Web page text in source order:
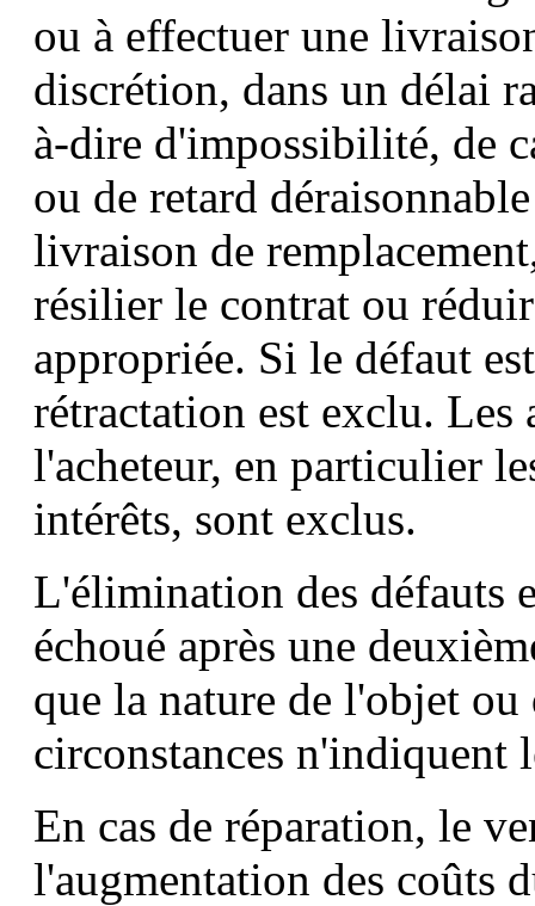
ou à effectuer une
discrétion, dans un délai
à-dire d'impossibilité, de
ou de retard
livraison de
résilier le contrat ou
appropriée. Si le défaut
rétractation est exclu. Les
l'acheteur, en particulier
intérêts, sont exclus.
L'élimination des défauts
échoué après une
que la nature de l'objet
circonstances n'indiquent
En cas de réparation, le
l'augmentation des coûts